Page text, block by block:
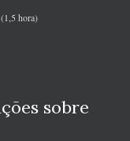
hora)
sobre